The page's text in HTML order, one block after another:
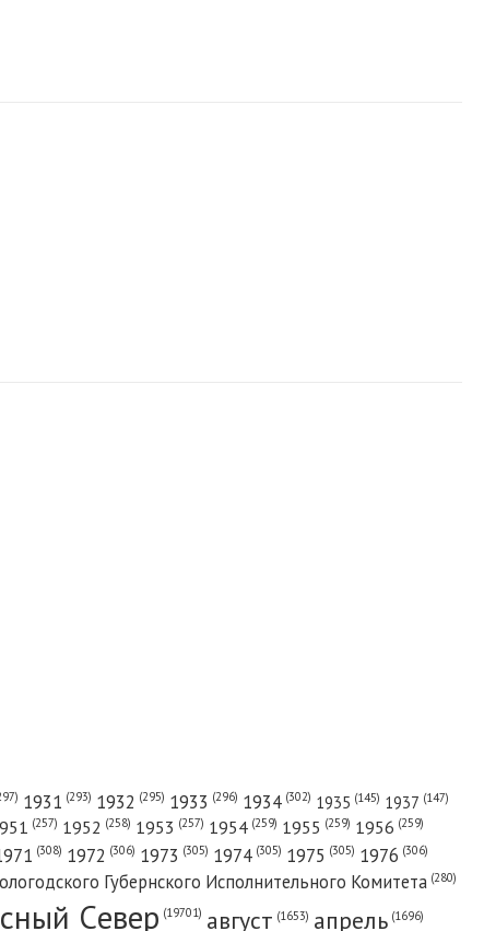
1931 (293) 1932 (295) 1933 (296) 1934 (302) 1935 (145) 1937 (147)
(257) 1952 (258) 1953 (257) 1954 (259) 1955 (259) 1956 (259)
(308) 1972 (306) 1973 (305) 1974 (305) 1975 (305) 1976 (306)
Губернского Исполнительного Комитета (280)
Cевер (19701) август (1653) апрель (1696)